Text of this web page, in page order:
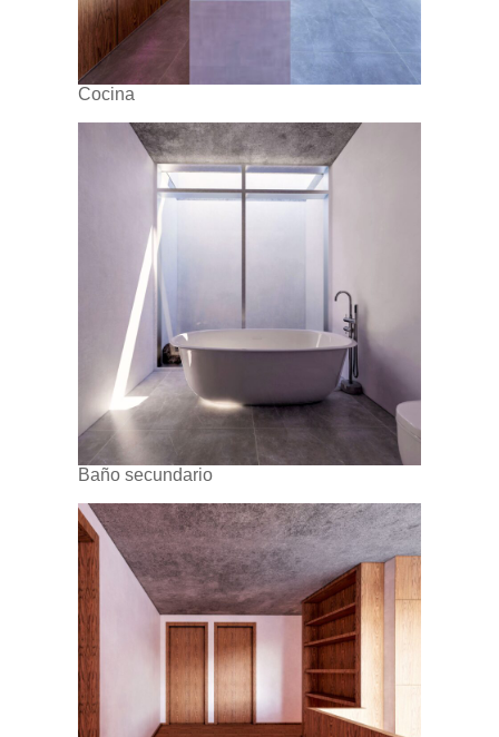
Cocina
Baño secundario